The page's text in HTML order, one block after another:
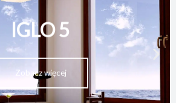
IGLO 5
Zobacz więcej